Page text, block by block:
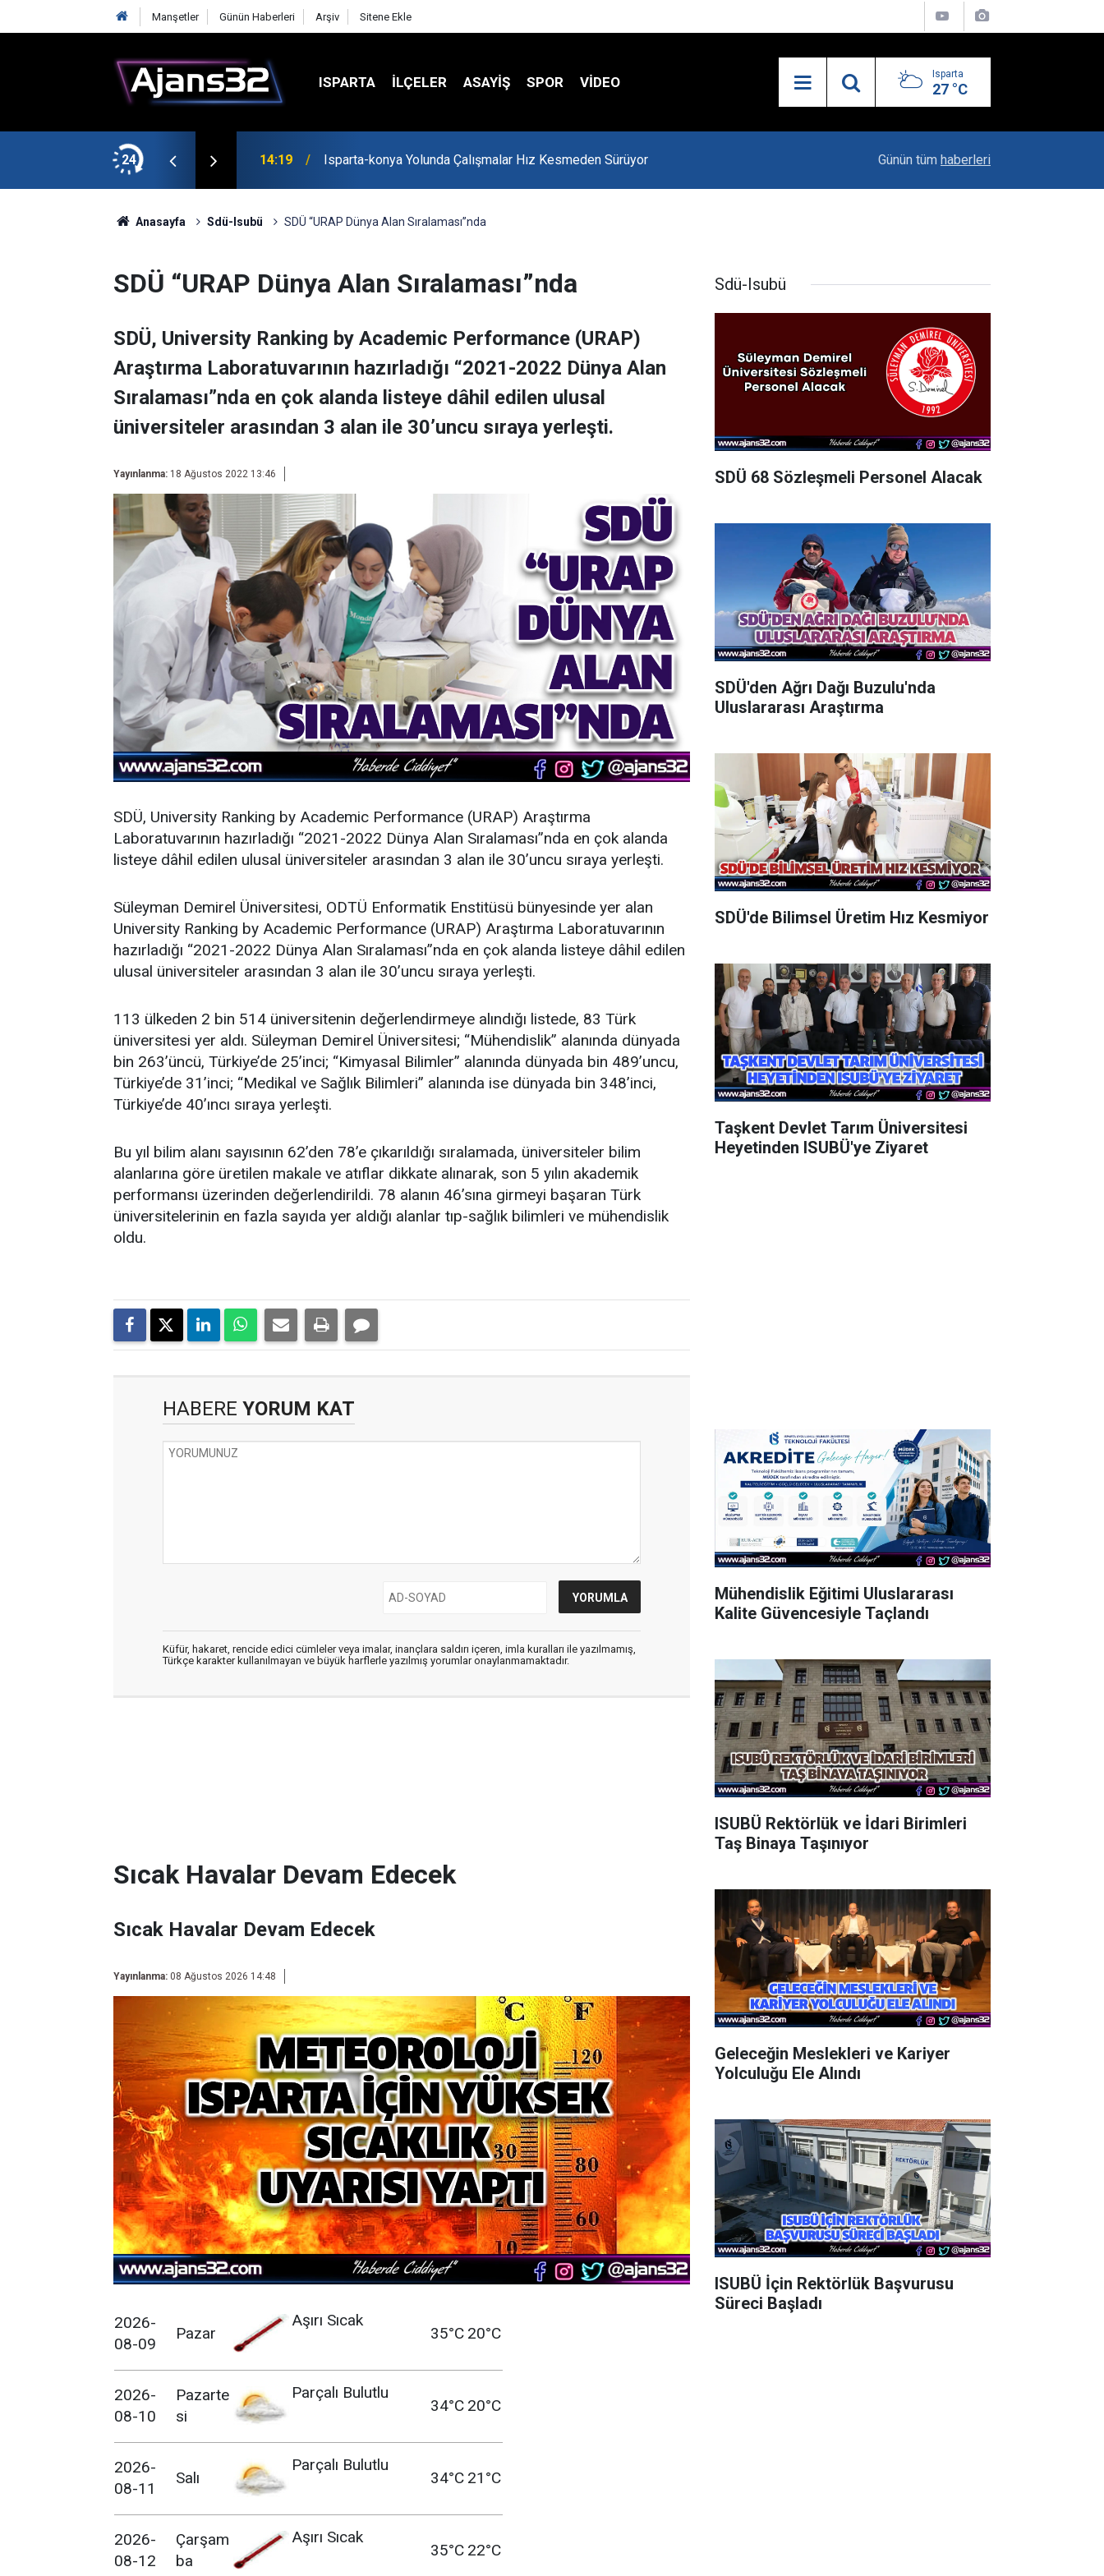
Manşetler Günün Haberleri Arşiv Sitene Ekle
ISPARTA İLÇELER ASAYİŞ SPOR VIDEO Isparta
27 °C
24 14:19 Isparta-konya Yolunda Çalışmalar Hız Kesmeden Sürüyor Isparta'nın Yatırım Dosyası Devletin Zirvesinde
Günün tüm haberleri
Anasayfa Sdü-Isubü SDÜ “URAP Dünya Alan Sıralaması”nda
SDÜ “URAP Dünya Alan Sıralaması”nda
SDÜ, University Ranking by Academic Performance (URAP)
Araştırma Laboratuvarının hazırladığı “2021-2022 Dünya Alan
Sıralaması”nda en çok alanda listeye dâhil edilen ulusal
üniversiteler arasından 3 alan ile 30’uncu sıraya yerleşti.
Yayınlanma: 18 Ağustos 2022 13:46
SDÜ, University Ranking by Academic Performance (URAP) Araştırma
Laboratuvarının hazırladığı “2021-2022 Dünya Alan Sıralaması”nda en çok alanda
listeye dâhil edilen ulusal üniversiteler arasından 3 alan ile 30’uncu sıraya yerleşti.
Süleyman Demirel Üniversitesi, ODTÜ Enformatik Enstitüsü bünyesinde yer alan
University Ranking by Academic Performance (URAP) Araştırma Laboratuvarının
hazırladığı “2021-2022 Dünya Alan Sıralaması”nda en çok alanda listeye dâhil edilen
ulusal üniversiteler arasından 3 alan ile 30’uncu sıraya yerleşti.
113 ülkeden 2 bin 514 üniversitenin değerlendirmeye alındığı listede, 83 Türk
üniversitesi yer aldı. Süleyman Demirel Üniversitesi; “Mühendislik” alanında dünyada
bin 263’üncü, Türkiye’de 25’inci; “Kimyasal Bilimler” alanında dünyada bin 489’uncu,
Türkiye’de 31’inci; “Medikal ve Sağlık Bilimleri” alanında ise dünyada bin 348’inci,
Türkiye’de 40’ıncı sıraya yerleşti.
Bu yıl bilim alanı sayısının 62’den 78’e çıkarıldığı sıralamada, üniversiteler bilim
alanlarına göre üretilen makale ve atıflar dikkate alınarak, son 5 yılın akademik
performansı üzerinden değerlendirildi. 78 alanın 46’sına girmeyi başaran Türk
üniversitelerinin en fazla sayıda yer aldığı alanlar tıp-sağlık bilimleri ve mühendislik
oldu.
HABERE YORUM KAT
Küfür, hakaret, rencide edici cümleler veya imalar, inançlara saldırı içeren, imla kuralları ile yazılmamış,
Türkçe karakter kullanılmayan ve büyük harflerle yazılmış yorumlar onaylanmamaktadır.
Sıcak Havalar Devam Edecek
Sıcak Havalar Devam Edecek
Yayınlanma: 08 Ağustos 2026 14:48
2026-
08-09
Pazar
Aşırı Sıcak
35°C 20°C
2026-
08-10
Pazarte
si
Parçalı Bulutlu
34°C 20°C
2026-
08-11
Salı
Parçalı Bulutlu
34°C 21°C
2026-
08-12
Çarşam
ba
Aşırı Sıcak
35°C 22°C
Sdü-Isubü
SDÜ 68 Sözleşmeli Personel Alacak
SDÜ'den Ağrı Dağı Buzulu'nda
Uluslararası Araştırma
SDÜ'de Bilimsel Üretim Hız Kesmiyor
Taşkent Devlet Tarım Üniversitesi
Heyetinden ISUBÜ'ye Ziyaret
Mühendislik Eğitimi Uluslararası
Kalite Güvencesiyle Taçlandı
ISUBÜ Rektörlük ve İdari Birimleri
Taş Binaya Taşınıyor
Geleceğin Meslekleri ve Kariyer
Yolculuğu Ele Alındı
ISUBÜ İçin Rektörlük Başvurusu
Süreci Başladı